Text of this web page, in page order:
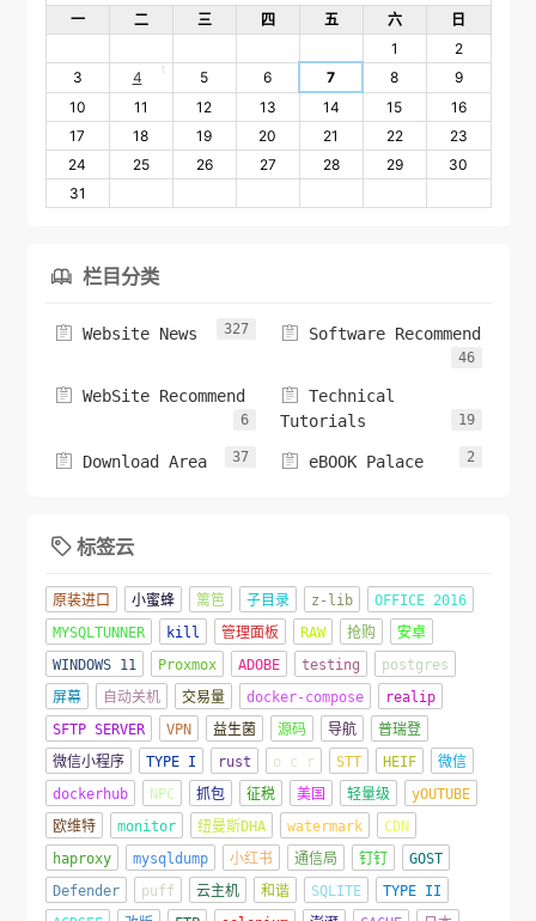
一
二 三 四 五 六
日
1
2
3
4 1 5 6 7 8
9
10
11 12 13 14 15
16
17
18 19 20 21 22
23
24
25 26 27 28 29
30
31
 栏目分类
 Website News 327  Software Recommend
46
 WebSite Recommend
6
 Technical
Tutorials
19
 Download Area 37  eBOOK Palace 2
 标签云
原装进口 小蜜蜂 篱笆 子目录 z-lib
OFFICE 2016
MYSQLTUNNER
kill 管理面板 RAW 抢购
安卓
WINDOWS 11
Proxmox ADOBE testing
postgres
屏幕
自动关机 交易量 docker-compose
realip
SFTP SERVER
VPN 益生菌 源码 导航
普瑞登
微信小程序
TYPE I rust o c r STT HEIF
微信
dockerhub
NPC 抓包 征税 美国 轻量级
yOUTUBE
欧维特
monitor 纽曼斯DHA watermark
CDN
haproxy
mysqldump 小红书 通信局 钉钉
GOST
Defender
puff 云主机 和谐 SQLITE
TYPE II